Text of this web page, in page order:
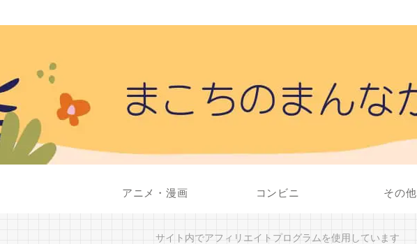
アニメ・漫画 コンビニ その他
サイト内でアフィリエイトプログラムを使用しています